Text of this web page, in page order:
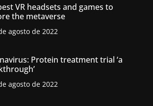
VR headsets and games to
the metaverse
agosto de 2022
Protein treatment trial ‘a
agosto de 2022